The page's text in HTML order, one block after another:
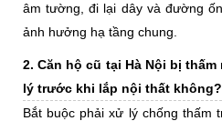
âm tường, đi lại dây và đường
ảnh hưởng hạ tầng chung.
2. Căn hộ cũ tại Hà Nội bị
lý trước khi lắp nội thất không?
Bắt buộc phải xử lý chống thấm